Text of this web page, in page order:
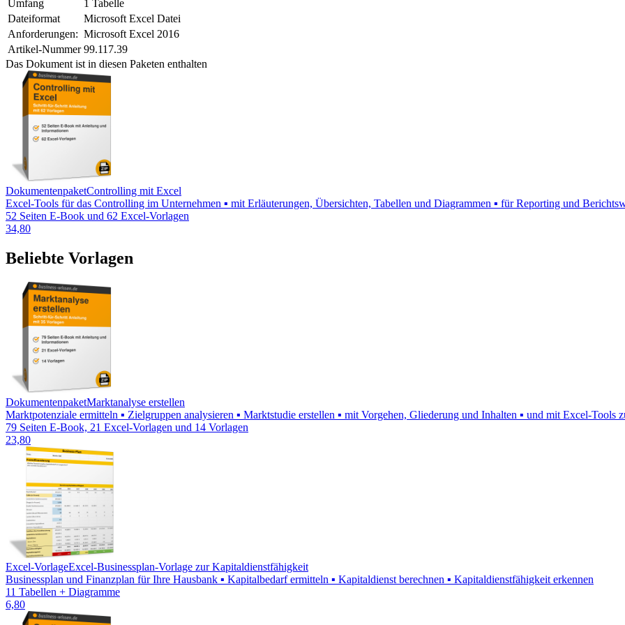
Umfang
1 Tabelle
Dateiformat
Microsoft Excel Datei
Anforderungen: Microsoft Excel 2016
Artikel-Nummer 99.117.39
Das Dokument ist in diesen Paketen enthalten
DokumentenpaketControlling mit Excel
Excel-Tools für das Controlling im Unternehmen ▪ mit Erläuterungen, Übersichten, Tabellen und Diagrammen ▪ für Reporting und
52 Seiten E-Book und 62 Excel-Vorlagen
34,80
Beliebte Vorlagen
DokumentenpaketMarktanalyse erstellen
Marktpotenziale ermitteln ▪ Zielgruppen analysieren ▪ Marktstudie erstellen ▪ mit Vorgehen, Gliederung und Inhalten ▪ und mit Excel-Tools
79 Seiten E-Book, 21 Excel-Vorlagen und 14 Vorlagen
23,80
Excel-VorlageExcel-Businessplan-Vorlage zur Kapitaldienstfähigkeit
Businessplan und Finanzplan für Ihre Hausbank ▪ Kapitalbedarf ermitteln ▪ Kapitaldienst berechnen ▪ Kapitaldienstfähigkeit erkennen
11 Tabellen + Diagramme
6,80